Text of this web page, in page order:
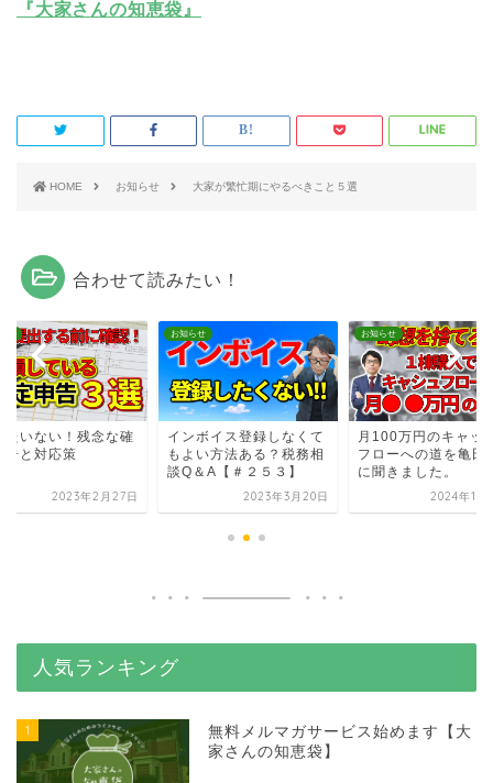
『大家さんの知恵袋』
HOME お知らせ 大家が繁忙期にやるべきこと５選
合わせて読みたい！
たいない！残念な確
告と対応策
2023年2月27日
お知らせ
インボイス登録しなくて
もよい方法ある？税務相
談Q＆A【＃２５３】
2023年3月20日
お知らせ
月100万円のキャッ
フローへの道を亀田
に聞きました。
2024年10
人気ランキング
1
無料メルマガサービス始めます【大
家さんの知恵袋】